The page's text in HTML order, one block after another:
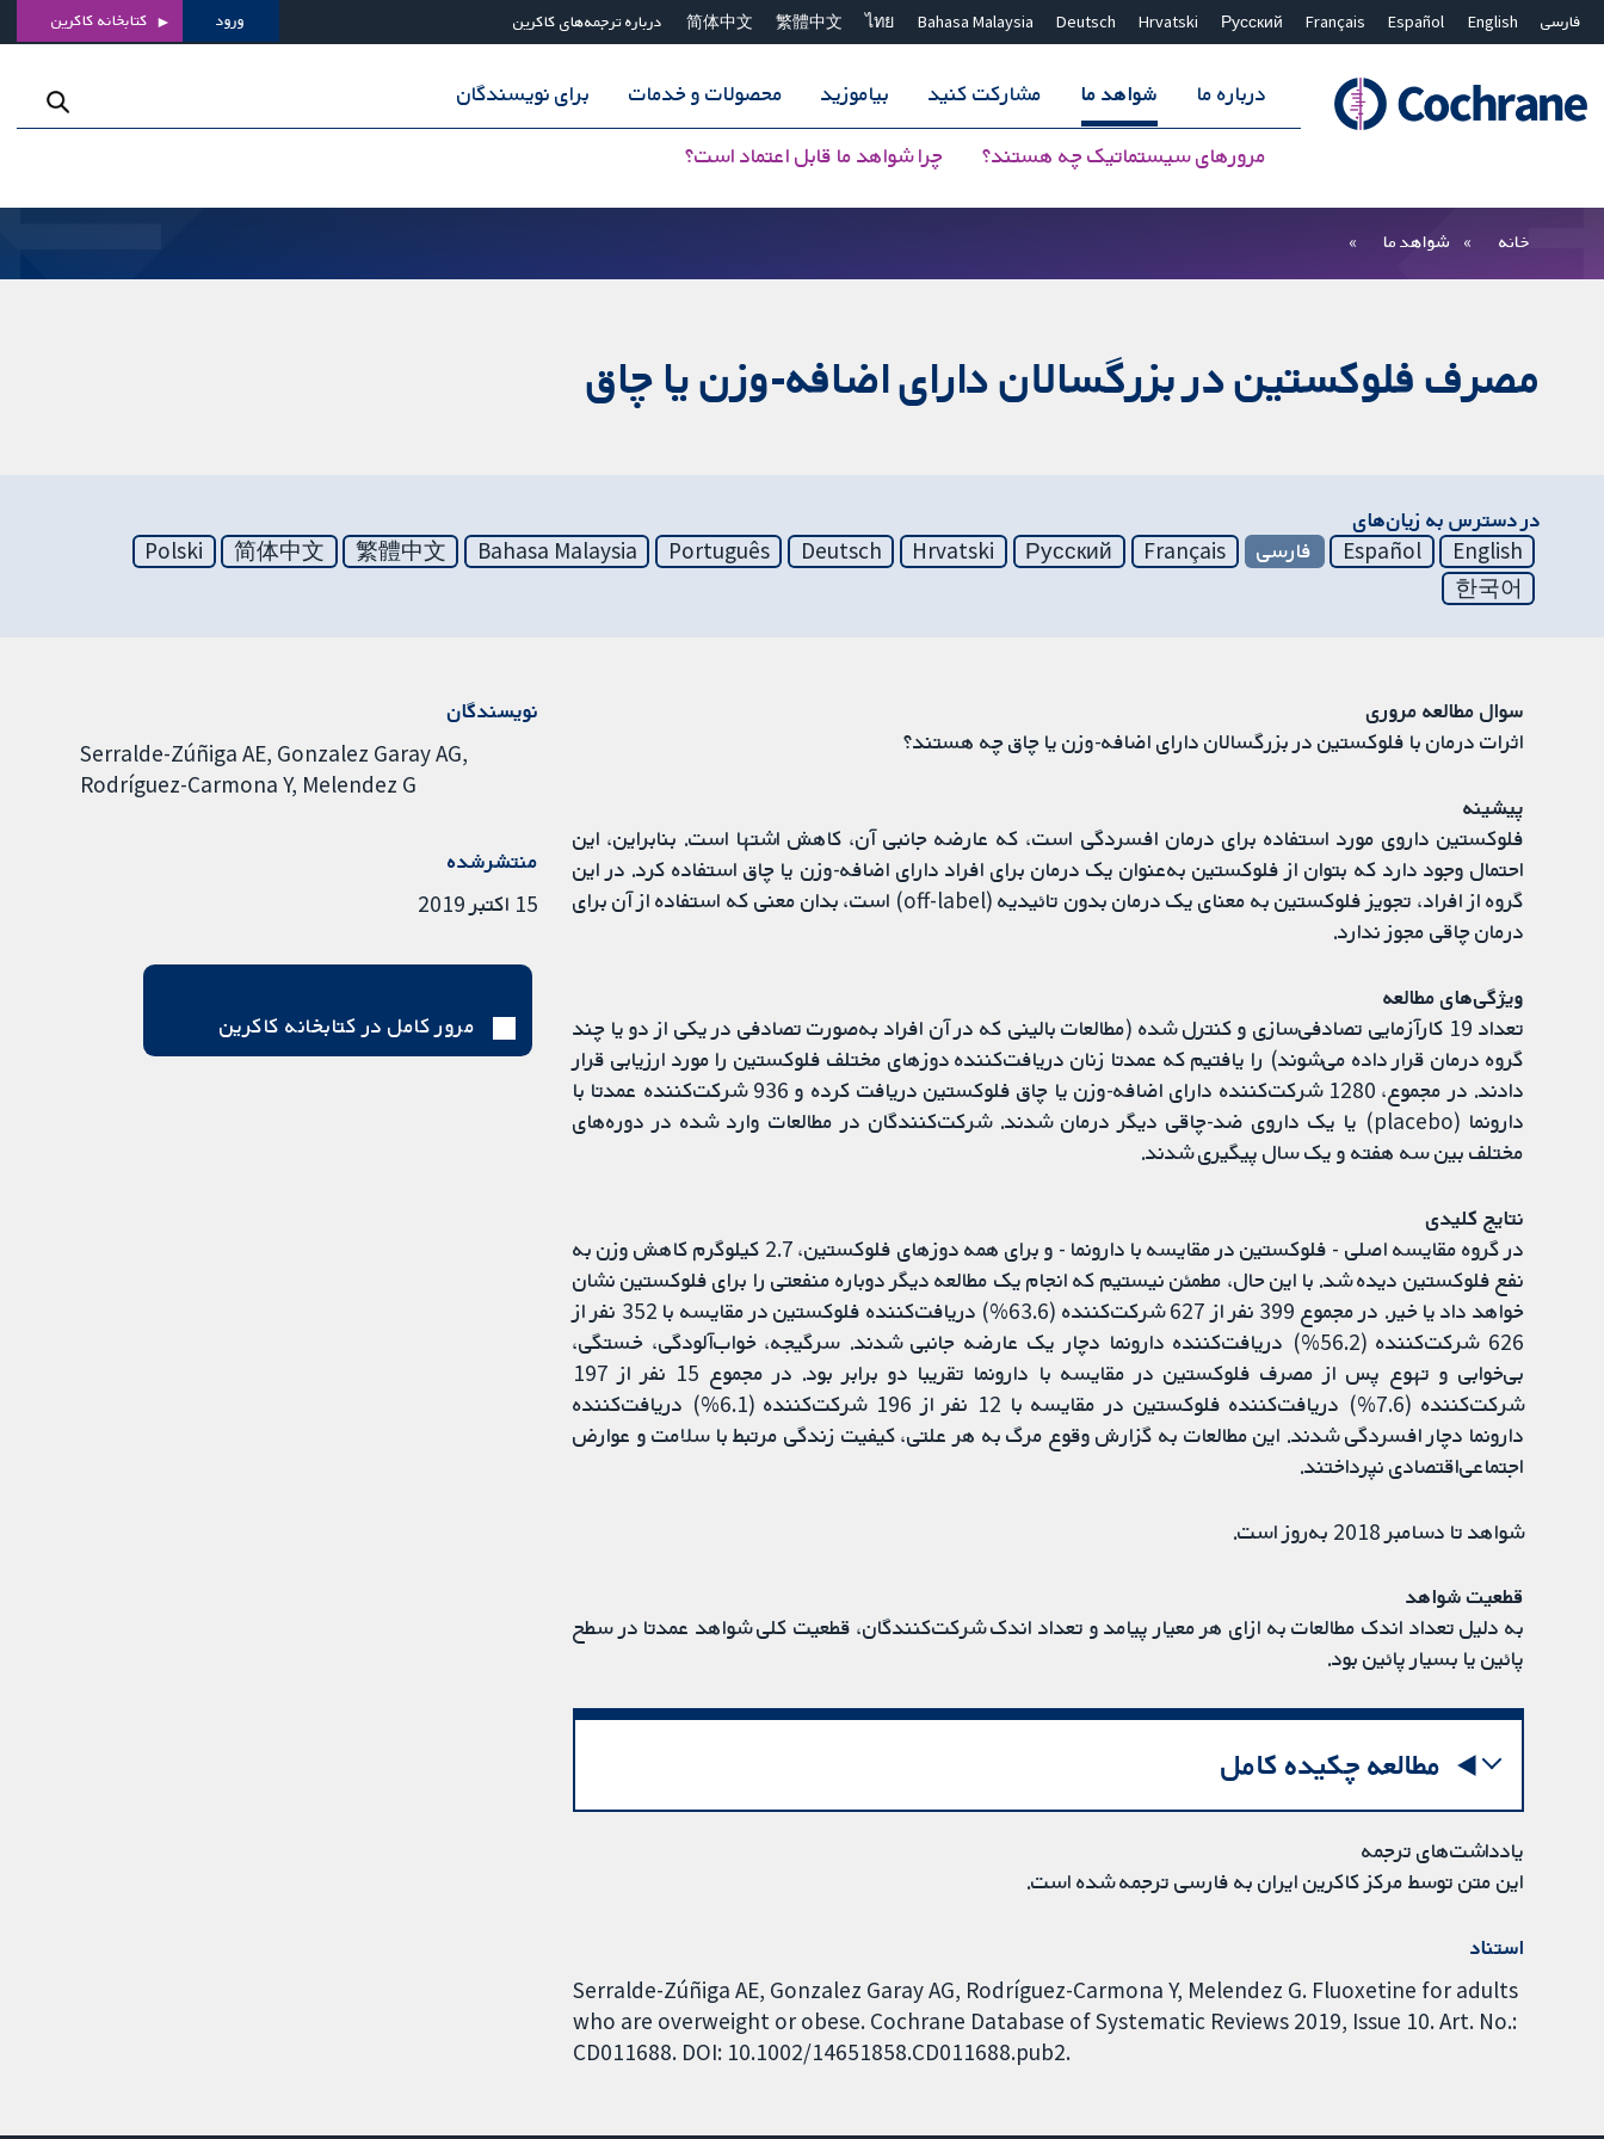
فارسی English
Español
Français
Русский
Hrvatski
Deutsch
Bahasa Malaysia
ไทย
繁體中文
简体中文 درباره ترجمه‌های کاکرین ورود کتابخانه کاکرین
درباره ما شواهد ما
مرورهای سیستماتیک چه هستند؟ چرا شواهد ما قابل اعتماد است؟
مشارکت کنید بیاموزید محصولات و خدمات برای نویسندگان
بستن جستجو ✖
خانه شواهد ما
مصرف فلوکستین در بزرگسالان دارای اضافه-وزن یا چاق
در دسترس به زیان‌های
English
Español فارسی Français
Русский
Hrvatski
Deutsch
Português
Bahasa Malaysia
繁體中文
简体中文
Polski
한국어
سوال مطالعه مروری
اثرات درمان با فلوکستین در بزرگسالان دارای اضافه-وزن یا چاق چه هستند؟
پیشینه
فلوکستین داروی مورد استفاده برای درمان افسردگی است، که عارضه جانبی آن، کاهش اشتها است. بنابراین، این
احتمال وجود دارد که بتوان از فلوکستین به‌عنوان یک درمان برای افراد دارای اضافه-وزن یا چاق استفاده کرد. در این
گروه از افراد، تجویز فلوکستین به‌ معنای یک درمان بدون تائیدیه (off-label) است، بدان معنی که استفاده از آن برای
درمان چاقی مجوز ندارد.
ویژگی‌های مطالعه
تعداد 19 کارآزمایی تصادفی‌سازی و کنترل شده (مطالعات بالینی که در آن افراد به‌صورت تصادفی در یکی از دو یا چند
گروه درمان قرار داده می‌شوند) را یافتیم که عمدتا زنان دریافت‌کننده دوزهای مختلف فلوکستین را مورد ارزیابی قرار
دادند. در مجموع، 1280 شرکت‌کننده دارای اضافه-وزن یا چاق فلوکستین دریافت کرده و 936 شرکت‌کننده عمدتا با
دارونما (placebo) یا یک داروی ضد-چاقی دیگر درمان شدند. شرکت‌کنندگان در مطالعات وارد شده در دوره‌های
مختلف بین سه هفته و یک سال پیگیری شدند.
نتایج کلیدی
در گروه مقایسه اصلی - فلوکستین در مقایسه با دارونما - و برای همه دوزهای فلوکستین، 2.7 کیلوگرم کاهش وزن به
نفع فلوکستین دیده شد. با این حال، مطمئن نیستیم که انجام یک مطالعه دیگر دوباره منفعتی را برای فلوکستین نشان
خواهد داد یا خیر. در مجموع 399 نفر از 627 شرکت‌کننده (63.6%) دریافت‌کننده فلوکستین در مقایسه با 352 نفر از
626 شرکت‌کننده (56.2%) دریافت‌کننده دارونما دچار یک عارضه جانبی شدند. سرگیجه، خواب‌آلودگی، خستگی،
بی‌خوابی و تهوع پس از مصرف فلوکستین در مقایسه با دارونما تقریبا دو برابر بود. در مجموع 15 نفر از 197
شرکت‌کننده (7.6%) دریافت‌کننده فلوکستین در مقایسه با 12 نفر از 196 شرکت‌کننده (6.1%) دریافت‌کننده
دارونما دچار افسردگی شدند. این مطالعات به گزارش وقوع مرگ به هر علتی، کیفیت زندگی مرتبط با سلامت و عوارض
اجتماعی‌اقتصادی نپرداختند.
شواهد تا دسامبر 2018 به‌روز است.
قطعیت شواهد
به دلیل تعداد اندک مطالعات به ازای هر معیار پیامد و تعداد اندک شرکت‌کنندگان، قطعیت کلی شواهد عمدتا در سطح
پائین یا بسیار پائین بود.
مطالعه چکیده کامل
یادداشت‌های ترجمه
این متن توسط مرکز کاکرین ایران به فارسی ترجمه شده است.
استناد
Serralde-Zúñiga AE, Gonzalez Garay AG, Rodríguez-Carmona Y, Melendez G. Fluoxetine for adults
who are overweight or obese. Cochrane Database of Systematic Reviews 2019, Issue 10. Art. No.:
CD011688. DOI: 10.1002/14651858.CD011688.pub2.
نویسندگان
Serralde-Zúñiga AE Gonzalez Garay AG
Rodríguez-Carmona Y Melendez G
منتشرشده
15 اکتبر 2019
مرور کامل در کتابخانه کاکرین